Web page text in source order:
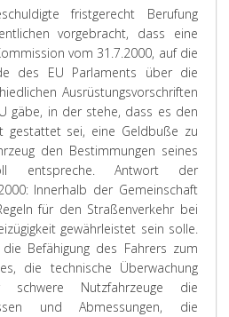
fristgerecht Berufung
vorgebracht, dass eine
vom 31.7.2000, auf die
des EU Parlaments über die
Ausrüstungsvorschriften
gäbe, in der stehe, dass es den
gestattet sei, eine Geldbuße zu
den Bestimmungen seines
entspreche. Antwort der
Innerhalb der Gemeinschaft
für den Straßenverkehr bei
gewährleistet sein solle.
Befähigung des Fahrers zum
die technische Überwachung
schwere Nutzfahrzeuge die
und Abmessungen, die